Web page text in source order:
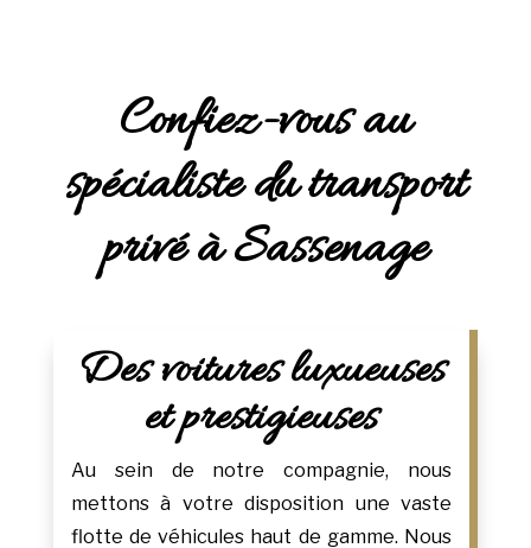
Confiez-vous au
spécialiste du transport
privé à Sassenage
Des voitures luxueuses
et prestigieuses
Au sein de notre compagnie, nous
mettons à votre disposition une vaste
flotte de véhicules haut de gamme. Nous